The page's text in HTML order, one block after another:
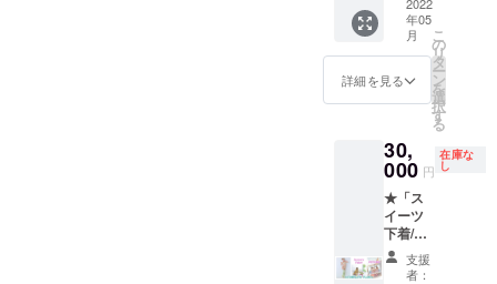
ス・
シュー
ズク
リッ
プ）+ポ
シュー
ズは
に含ま
れませ
ん
イーツ
下着/モ
ンブラ
ン+ニー
ハイの
基本
クセサ
リー
セット
（ヘッ
ドドレ
ス・
チョー
カー・
2022
年05
月
詳細を見る
こ
の
リ
タ
ー
ン
を
選
択
す
る
30,
000 円
在庫な
し
★「ス
イーツ
下着/ピ
スタチ
オケー
支援
者：